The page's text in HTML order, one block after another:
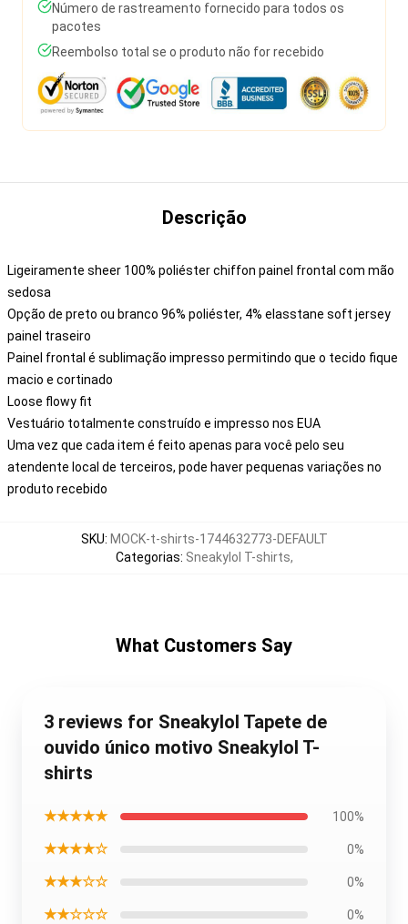
Número de rastreamento fornecido para todos os
pacotes
Reembolso total se o produto não for recebido
Descrição
Ligeiramente sheer 100% poliéster chiffon painel frontal com mão
sedosa
Opção de preto ou branco 96% poliéster, 4% elasstane soft jersey
painel traseiro
Painel frontal é sublimação impresso permitindo que o tecido fique
macio e cortinado
Loose flowy fit
Vestuário totalmente construído e impresso nos EUA
Uma vez que cada item é feito apenas para você pelo seu
atendente local de terceiros, pode haver pequenas variações no
produto recebido
SKU: MOCK-t-shirts-1744632773-DEFAULT
Categorias: Sneakylol T-shirts,
What Customers Say
3 reviews for Sneakylol Tapete de
ouvido único motivo Sneakylol T-
shirts
★★★★★ 100%
★★★★☆ 0%
★★★☆☆ 0%
★★☆☆☆ 0%